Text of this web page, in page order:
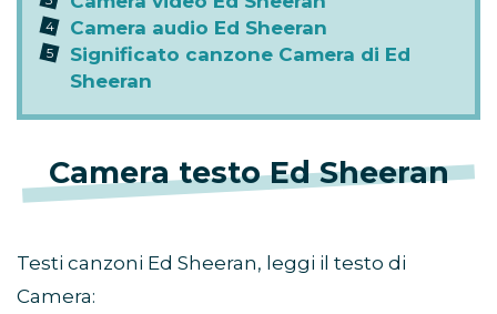
Camera audio Ed Sheeran
Significato canzone Camera di Ed
Sheeran
Camera testo Ed Sheeran
Testi canzoni Ed Sheeran, leggi il testo di
Camera: